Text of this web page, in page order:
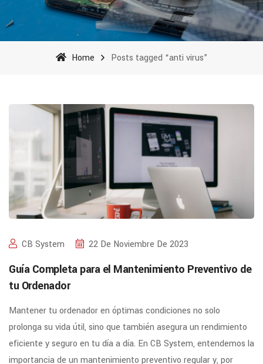
Home Posts tagged “anti virus”
CB System 22 De Noviembre De 2023
Guía Completa para el Mantenimiento Preventivo de
tu Ordenador
Mantener tu ordenador en óptimas condiciones no solo
prolonga su vida útil, sino que también asegura un rendimiento
eficiente y seguro en tu día a día. En CB System, entendemos la
importancia de un mantenimiento preventivo regular y, por